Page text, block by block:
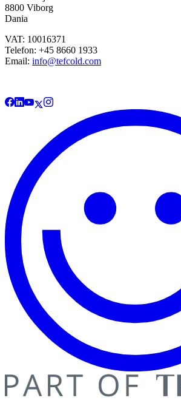
8800 Viborg
Dania
VAT: 10016371
Telefon: +45 8660 1933
Email: info@tefcold.com